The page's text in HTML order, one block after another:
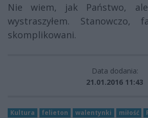
Nie wiem, jak Państwo,
wystraszyłem. Stanowczo,
skomplikowani.
Data dodania:
21.01.2016 11:43
Kultura felieton walentynki miłość